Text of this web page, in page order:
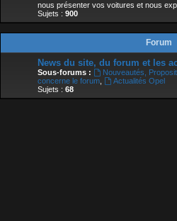
nous présenter vos voitures et nous
Sujets : 900
Forum
News du site, du forum et les
Sous-forums :
Nouveautés,
concerne le forum
Actualités Opel
Sujets : 68